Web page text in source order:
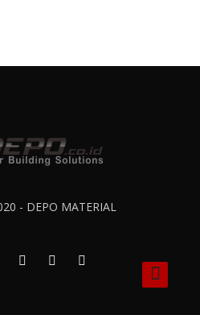
- DEPO MATERIAL